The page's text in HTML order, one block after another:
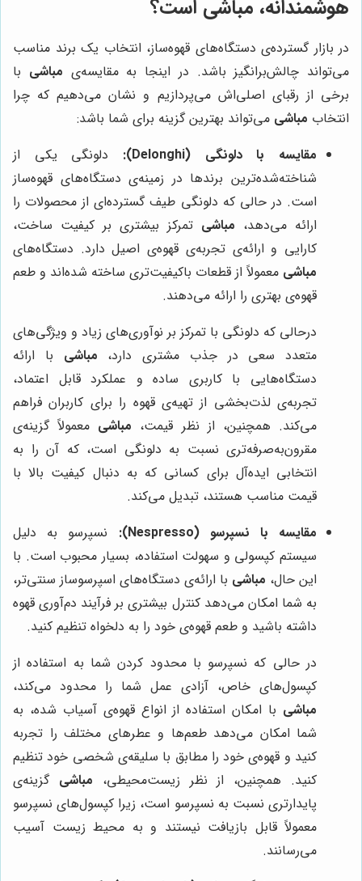
هوشمندانه، مباشی است؟
در بازار گسترده‌ی دستگاه‌های قهوه‌ساز، انتخاب یک برند مناسب
می‌تواند چالش‌برانگیز باشد. در اینجا به مقایسه‌ی مباشی با
برخی از رقبای اصلی‌اش می‌پردازیم و نشان می‌دهیم که چرا
انتخاب مباشی می‌تواند بهترین گزینه برای شما باشد:
مقایسه با دلونگی (Delonghi):
دلونگی یکی از
شناخته‌شده‌ترین برندها در زمینه‌ی دستگاه‌های قهوه‌ساز
است. در حالی که دلونگی طیف گسترده‌ای از محصولات را
ارائه می‌دهد، مباشی تمرکز بیشتری بر کیفیت ساخت،
کارایی و ارائه‌ی تجربه‌ی قهوه‌ی اصیل دارد. دستگاه‌های
مباشی معمولاً از قطعات باکیفیت‌تری ساخته شده‌اند و طعم
قهوه‌ی بهتری را ارائه می‌دهند.
درحالی که دلونگی با تمرکز بر نوآوری‌های زیاد و ویژگی‌های
متعدد سعی در جذب مشتری دارد، مباشی با ارائه
دستگاه‌هایی با کاربری ساده و عملکرد قابل اعتماد،
تجربه‌ی لذت‌بخشی از تهیه‌ی قهوه را برای کاربران فراهم
می‌کند. همچنین، از نظر قیمت، مباشی معمولاً گزینه‌ی
مقرون‌به‌صرفه‌تری نسبت به دلونگی است، که آن را به
انتخابی ایده‌آل برای کسانی که به دنبال کیفیت بالا با
قیمت مناسب هستند، تبدیل می‌کند.
مقایسه با نسپرسو (Nespresso):
نسپرسو به دلیل
سیستم کپسولی و سهولت استفاده، بسیار محبوب است. با
این حال، مباشی با ارائه‌ی دستگاه‌های اسپرسوساز سنتی‌تر،
به شما امکان می‌دهد کنترل بیشتری بر فرآیند دم‌آوری قهوه
داشته باشید و طعم قهوه‌ی خود را به دلخواه تنظیم کنید.
در حالی که نسپرسو با محدود کردن شما به استفاده از
کپسول‌های خاص، آزادی عمل شما را محدود می‌کند،
مباشی با امکان استفاده از انواع قهوه‌ی آسیاب شده، به
شما امکان می‌دهد طعم‌ها و عطرهای مختلف را تجربه
کنید و قهوه‌ی خود را مطابق با سلیقه‌ی شخصی خود تنظیم
کنید. همچنین، از نظر زیست‌محیطی، مباشی گزینه‌ی
پایدارتری نسبت به نسپرسو است، زیرا کپسول‌های نسپرسو
معمولاً قابل بازیافت نیستند و به محیط زیست آسیب
می‌رسانند.